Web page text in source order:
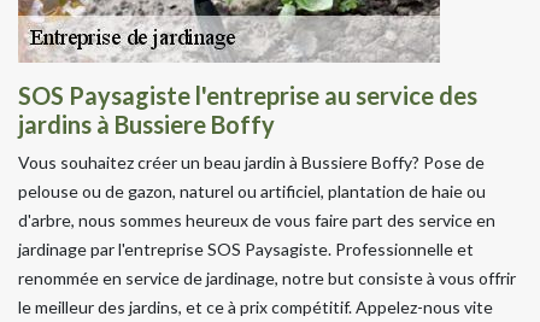
SOS Paysagiste l'entreprise au service des
jardins à Bussiere Boffy
Vous souhaitez créer un beau jardin à Bussiere Boffy? Pose de
pelouse ou de gazon, naturel ou artificiel, plantation de haie ou
d'arbre, nous sommes heureux de vous faire part des service en
jardinage par l'entreprise SOS Paysagiste. Professionnelle et
renommée en service de jardinage, notre but consiste à vous offrir
le meilleur des jardins, et ce à prix compétitif. Appelez-nous vite